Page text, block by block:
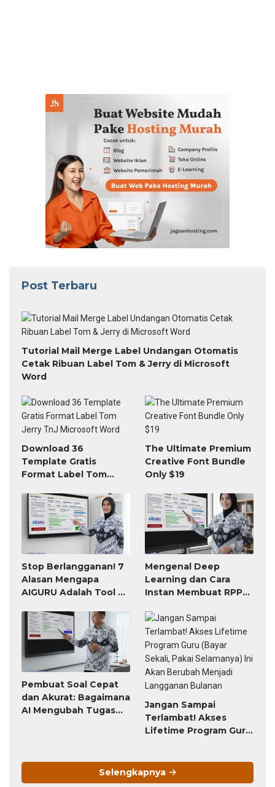
Post Terbaru
Tutorial Mail Merge Label Undangan Otomatis
Cetak Ribuan Label Tom & Jerry di Microsoft
Word
Download 36
Template Gratis
Format Label Tom
Word
The Ultimate Premium
Creative Font Bundle
Only $19
Stop Berlangganan! 7
Alasan Mengapa
AIGURU Adalah Tool AI
Worth It (Bayar 79
Ribu, Untung Seumur
Mengenal Deep
Learning dan Cara
Instan Membuat RPP
Pembuat Soal Cepat
dan Akurat: Bagaimana
AI Mengubah Tugas
Jangan Sampai
Terlambat! Akses
Lifetime Program Guru
Berubah Menjadi
Langganan Bulanan
Selengkapnya